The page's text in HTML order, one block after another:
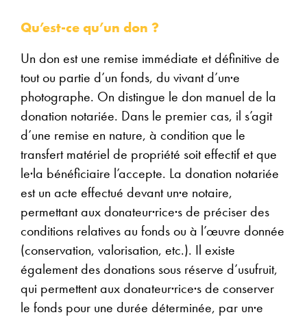
Qu’est-ce qu’un don ?
Un don est une remise immédiate et définitive de
tout ou partie d’un fonds, du vivant d’un·e
photographe. On distingue le don manuel de la
donation notariée. Dans le premier cas, il s’agit
d’une remise en nature, à condition que le
transfert matériel de propriété soit effectif et que
le·la bénéficiaire l’accepte. La donation notariée
est un acte effectué devant un·e notaire,
permettant aux donateur·rice·s de préciser des
conditions relatives au fonds ou à l’œuvre donnée
(conservation, valorisation, etc.). Il existe
également des donations sous réserve d’usufruit,
qui permettent aux donateur·rice·s de conserver
le fonds pour une durée déterminée, par un·e